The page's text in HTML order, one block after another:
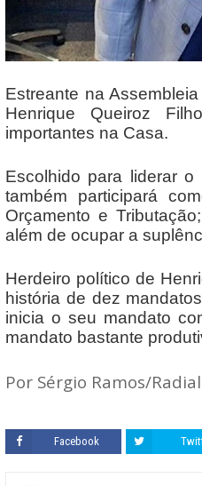
Estreante na
Henrique Queiroz
importantes na Casa.
Escolhido para liderar
também participará
Orçamento e
além de ocupar a
Herdeiro político de
história de dez
inicia o seu mandato
mandato bastante
Por Sérgio Ramos/
Facebook